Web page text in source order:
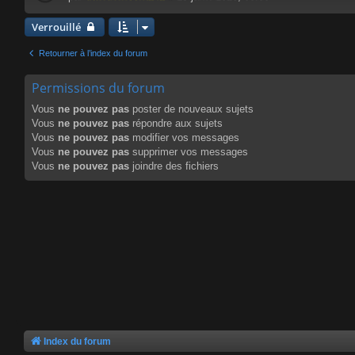
Verrouillé
Retourner à l’index du forum
Permissions du forum
Vous ne pouvez pas poster de nouveaux sujets
Vous ne pouvez pas répondre aux sujets
Vous ne pouvez pas modifier vos messages
Vous ne pouvez pas supprimer vos messages
Vous ne pouvez pas joindre des fichiers
Index du forum